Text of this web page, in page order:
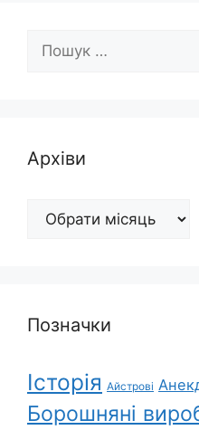
Архіви
Архіви
Позначки
Історія Айстрові
Борошняні